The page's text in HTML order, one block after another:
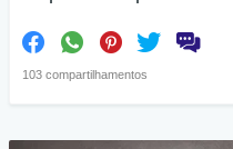
103 compartilhamentos